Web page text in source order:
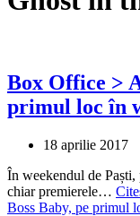
Box Office >
primul loc în
18 aprilie 2017
În weekendul de
chiar premierele…
Boss Baby, pe primul